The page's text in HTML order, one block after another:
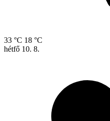
33 °C 18 °C
hétfő 10. 8.